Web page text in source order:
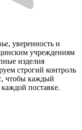
уверенность и
учреждениям
изделия
строгий контроль
чтобы каждый
поставке.